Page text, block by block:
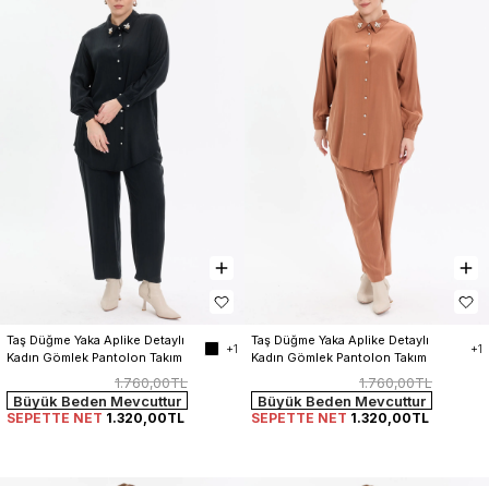
Taş Düğme Yaka Aplike Detaylı
Kadın Gömlek Pantolon Takım
+1
1.760,00TL
Büyük Beden Mevcuttur
SEPETTE NET 1.320,00TL
Taş Düğme Yaka Aplike Detaylı
Kadın Gömlek Pantolon Takım
+1
1.760,00TL
Büyük Beden Mevcuttur
SEPETTE NET 1.320,00TL